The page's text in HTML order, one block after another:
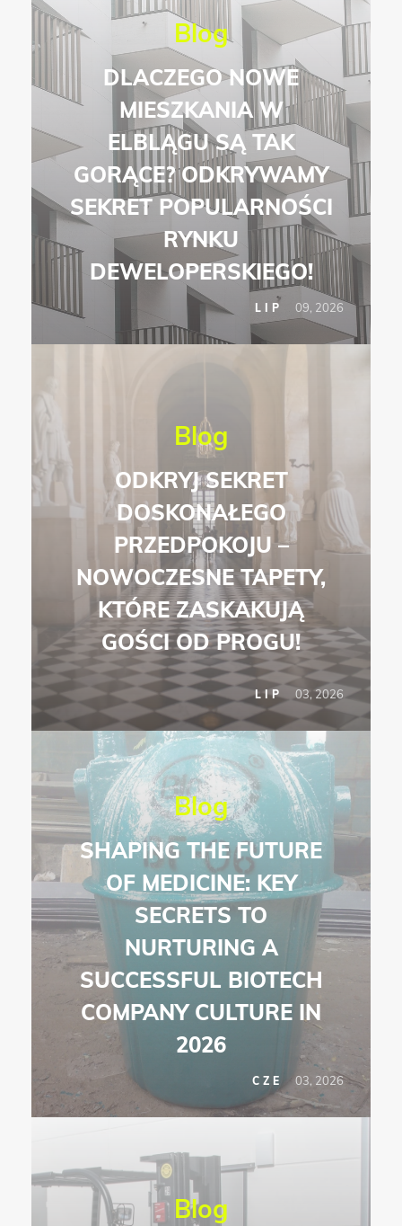
Blog
DLACZEGO NOWE
MIESZKANIA W
ELBLĄGU SĄ TAK
GORĄCE? ODKRYWAMY
SEKRET POPULARNOŚCI
RYNKU
DEWELOPERSKIEGO!
LIP 09, 2026
Blog
ODKRYJ SEKRET
DOSKONAŁEGO
PRZEDPOKOJU –
NOWOCZESNE TAPETY,
KTÓRE ZASKAKUJĄ
GOŚCI OD PROGU!
LIP 03, 2026
Blog
SHAPING THE FUTURE
OF MEDICINE: KEY
SECRETS TO
NURTURING A
SUCCESSFUL BIOTECH
COMPANY CULTURE IN
2026
CZE 03, 2026
Blog